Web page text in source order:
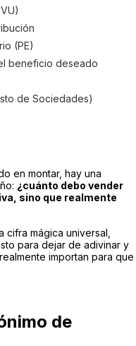
(PE)
beneficio deseado
de Sociedades)
en montar, hay una
¿cuánto debo vender
sino que realmente
cifra mágica universal,
para dejar de adivinar y
importan para que
de